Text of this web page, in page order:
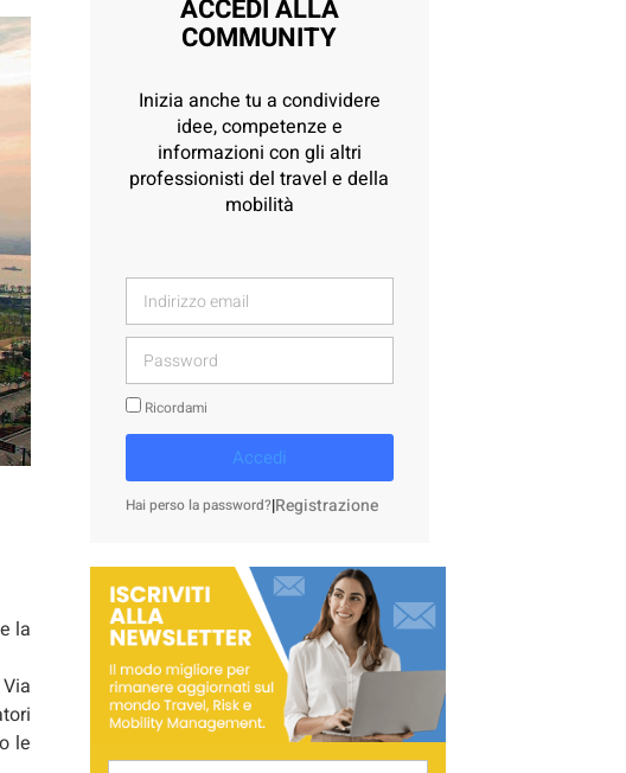
la
le
ACCEDI ALLA
COMMUNITY
Inizia anche tu a condividere
idee, competenze e
informazioni con gli altri
professionisti del travel e della
mobilità
Ricordami
Accedi
Hai perso la password?|Registrazione